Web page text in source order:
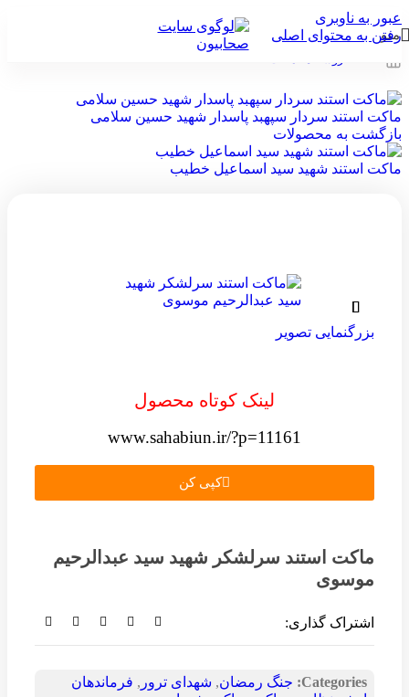
عبور به ناوبری
رفتن به محتوای اصلی
منو
ماکت استند سردار سپهبد پاسدار شهید حسین سلامی
بازگشت به محصولات
ماکت استند شهید سید اسماعیل خطیب
بزرگنمایی تصویر
لینک کوتاه محصول
www.sahabiun.ir/?p=11161
کپی کن
ماکت استند سرلشکر شهید سید عبدالرحیم
موسوی
اشتراک گذاری:
Categories: جنگ رمضان, شهدای ترور , فرماندهان